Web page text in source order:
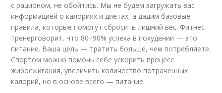
с рационом, не обойтись. Мы не будем загружать вас
информацией о калориях и диетах, а дадим базовые
правила, которые помогут сбросить лишний вес. Фитнес-
тренерговорит, что 80–90% успеха в похудении — это
питание. Ваша цель — тратить больше, чем потребляете.
Спортом можно помочь себе ускорить процесс
жиросжигания, увеличить количество потраченных
калорий, но в основе всего — питание.